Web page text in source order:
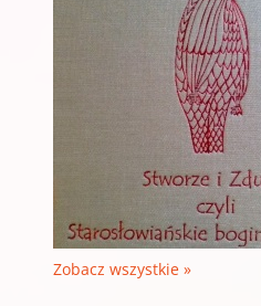
Zobacz wszystkie »